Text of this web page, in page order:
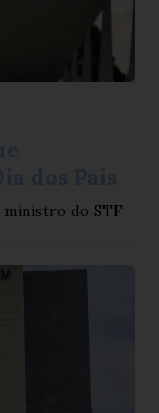
ministro do STF